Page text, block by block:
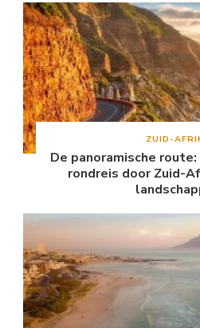
ZUID-
De panoramische
rondreis door Zuid-